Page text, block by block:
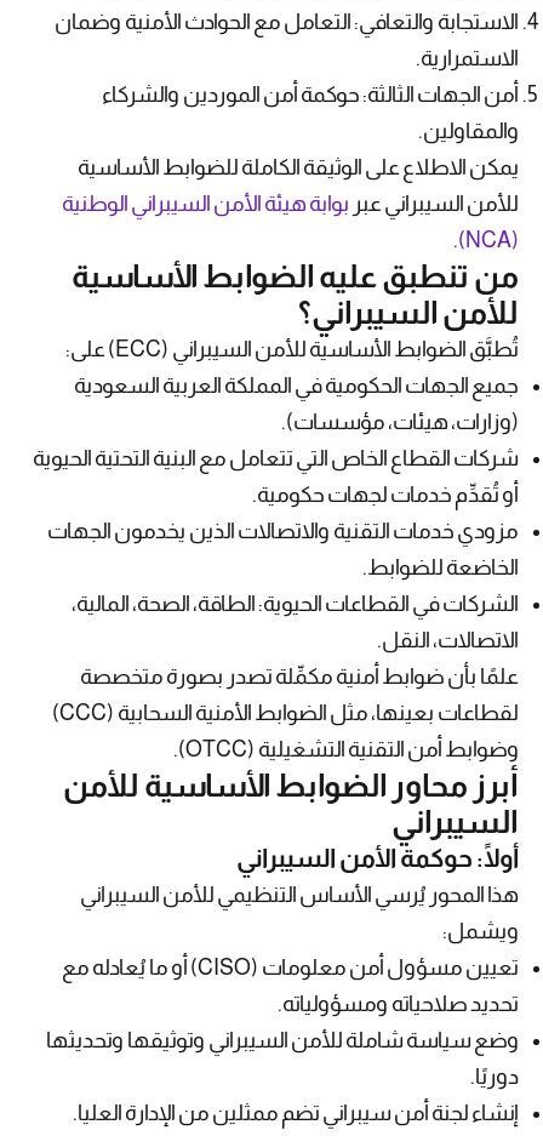
الاستجابة والتعافي: التعامل مع الحوادث الأمنية وضمان
الاستمرارية.
أمن الجهات الثالثة: حوكمة أمن الموردين والشركاء
والمقاولين.
يمكن الاطلاع على الوثيقة الكاملة للضوابط الأساسية
للأمن السيبراني عبر بوابة هيئة الأمن السيبراني الوطنية
(NCA)
.
من تنطبق عليه الضوابط الأساسية
للأمن السيبراني؟
تُطبَّق الضوابط الأساسية للأمن السيبراني (ECC) على:
جميع الجهات الحكومية في المملكة العربية السعودية
(وزارات، هيئات، مؤسسات).
شركات القطاع الخاص التي تتعامل مع البنية التحتية الحيوية
أو تُقدِّم خدمات لجهات حكومية.
مزودي خدمات التقنية والاتصالات الذين يخدمون الجهات
الخاضعة للضوابط.
الشركات في القطاعات الحيوية: الطاقة، الصحة، المالية،
الاتصالات، النقل.
علمًا بأن ضوابط أمنية مكمِّلة تصدر بصورة متخصصة
لقطاعات بعينها، مثل الضوابط الأمنية السحابية (CCC)
وضوابط أمن التقنية التشغيلية (OTCC).
أبرز محاور الضوابط الأساسية للأمن
السيبراني
أولًا: حوكمة الأمن السيبراني
هذا المحور يُرسي الأساس التنظيمي للأمن السيبراني
ويشمل:
تعيين مسؤول أمن معلومات (CISO) أو ما يُعادله مع
تحديد صلاحياته ومسؤولياته.
وضع سياسة شاملة للأمن السيبراني وتوثيقها وتحديثها
دوريًا.
إنشاء لجنة أمن سيبراني تضم ممثلين من الإدارة العليا.